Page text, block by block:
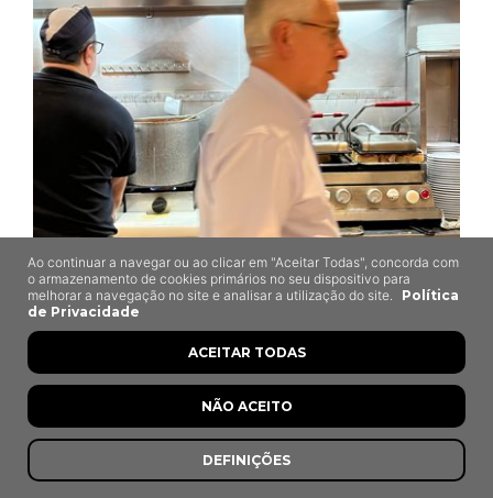
Pessegueiro, Alcoutim
Ao continuar a navegar ou ao clicar em "Aceitar Todas", concorda com
o armazenamento de cookies primários no seu dispositivo para
melhorar a navegação no site e analisar a utilização do site.
Política
de Privacidade
DEFINIÇÕES
NÃO ACEITO
ACEITAR TODAS